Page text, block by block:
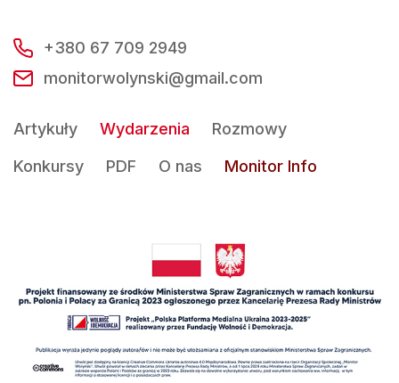
+380 67 709 2949
monitorwolynski@gmail.com
Artykuły Wydarzenia
Rozmowy
Konkursy
PDF O nas Monitor Info